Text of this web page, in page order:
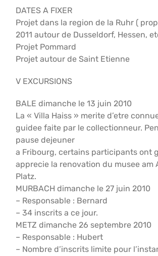
DATES A FIXER
Projet dans la region de la Ruhr (
2011 autour de Dusseldorf, Hessen,
Projet Pommard
Projet autour de Saint Etienne
V EXCURSIONS
BALE dimanche le 13 juin 2010
La « Villa Haiss » merite d’etre
guidee faite par le collectionneur.
pause dejeuner
a Fribourg, certains participants ont
apprecie la renovation du musee am
Platz.
MURBACH dimanche le 27 juin 2010
– Responsable : Bernard
– 34 inscrits a ce jour.
METZ dimanche 26 septembre 2010
– Responsable : Hubert
– Nombre d’inscrits limite pour